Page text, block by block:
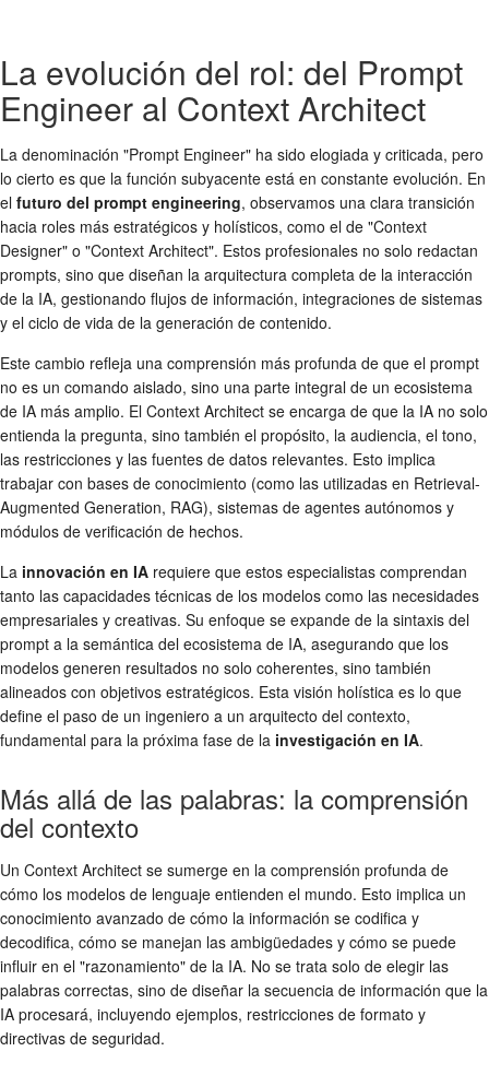
La evolución del rol: del Prompt
Engineer al Context Architect
La denominación "Prompt Engineer" ha sido elogiada y criticada, pero
lo cierto es que la función subyacente está en constante evolución. En
el futuro del prompt engineering, observamos una clara transición
hacia roles más estratégicos y holísticos, como el de "Context
Designer" o "Context Architect". Estos profesionales no solo redactan
prompts, sino que diseñan la arquitectura completa de la interacción
de la IA, gestionando flujos de información, integraciones de sistemas
y el ciclo de vida de la generación de contenido.
Este cambio refleja una comprensión más profunda de que el prompt
no es un comando aislado, sino una parte integral de un ecosistema
de IA más amplio. El Context Architect se encarga de que la IA no solo
entienda la pregunta, sino también el propósito, la audiencia, el tono,
las restricciones y las fuentes de datos relevantes. Esto implica
trabajar con bases de conocimiento (como las utilizadas en Retrieval-
Augmented Generation, RAG), sistemas de agentes autónomos y
módulos de verificación de hechos.
La innovación en IA requiere que estos especialistas comprendan
tanto las capacidades técnicas de los modelos como las necesidades
empresariales y creativas. Su enfoque se expande de la sintaxis del
prompt a la semántica del ecosistema de IA, asegurando que los
modelos generen resultados no solo coherentes, sino también
alineados con objetivos estratégicos. Esta visión holística es lo que
define el paso de un ingeniero a un arquitecto del contexto,
fundamental para la próxima fase de la investigación en IA.
Más allá de las palabras: la comprensión
del contexto
Un Context Architect se sumerge en la comprensión profunda de
cómo los modelos de lenguaje entienden el mundo. Esto implica un
conocimiento avanzado de cómo la información se codifica y
decodifica, cómo se manejan las ambigüedades y cómo se puede
influir en el "razonamiento" de la IA. No se trata solo de elegir las
palabras correctas, sino de diseñar la secuencia de información que la
IA procesará, incluyendo ejemplos, restricciones de formato y
directivas de seguridad.